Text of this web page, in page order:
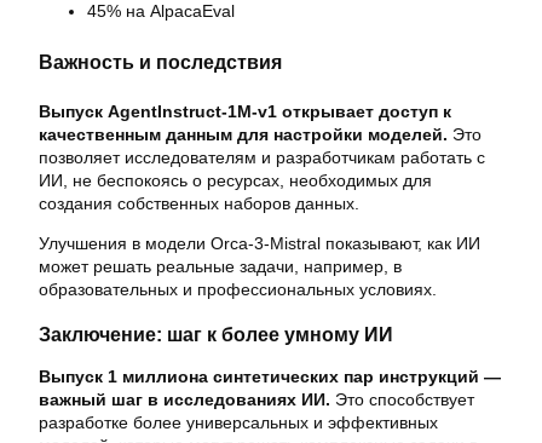
45% на AlpacaEval
Важность и последствия
Выпуск AgentInstruct-1M-v1 открывает доступ к
качественным данным для настройки моделей. Это
позволяет исследователям и разработчикам работать с
ИИ, не беспокоясь о ресурсах, необходимых для
создания собственных наборов данных.
Улучшения в модели Orca-3-Mistral показывают, как ИИ
может решать реальные задачи, например, в
образовательных и профессиональных условиях.
Заключение: шаг к более умному ИИ
Выпуск 1 миллиона синтетических пар инструкций —
важный шаг в исследованиях ИИ. Это способствует
разработке более универсальных и эффективных